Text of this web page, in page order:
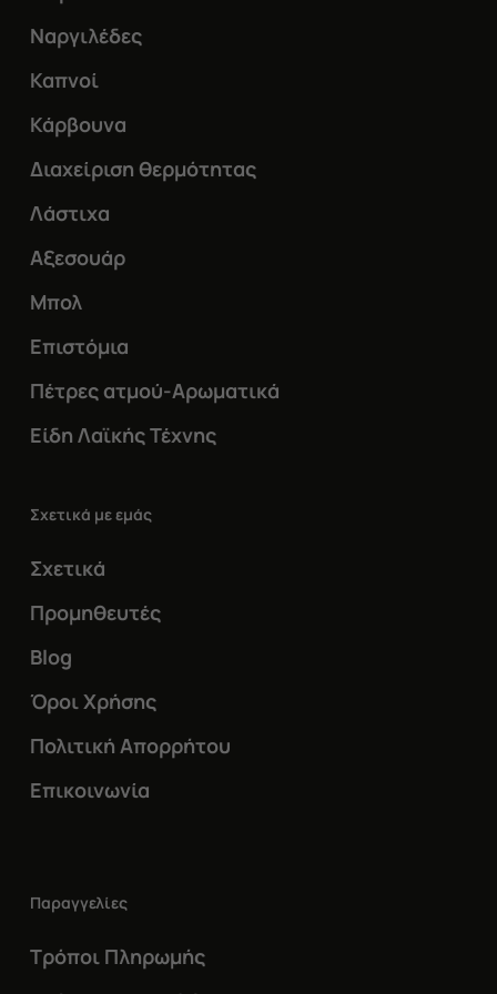
Ναργιλέδες
Καπνοί
Κάρβουνα
Διαχείριση θερμότητας
Λάστιχα
Αξεσουάρ
Μπολ
Επιστόμια
Πέτρες ατμού-Αρωματικά
Είδη Λαϊκής Τέχνης
Σχετικά με εμάς
Σχετικά
Προμηθευτές
Blog
Όροι Χρήσης
Πολιτική Απορρήτου
Επικοινωνία
Παραγγελίες
Τρόποι Πληρωμής